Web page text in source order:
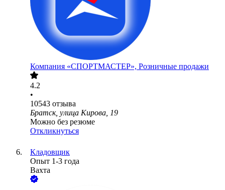
Компания «СПОРТМАСТЕР», Розничные продажи
4.2
•
10543 отзыва
Братск, улица Кирова, 19
Можно без резюме
Откликнуться
Кладовщик
Опыт 1-3 года
Вахта